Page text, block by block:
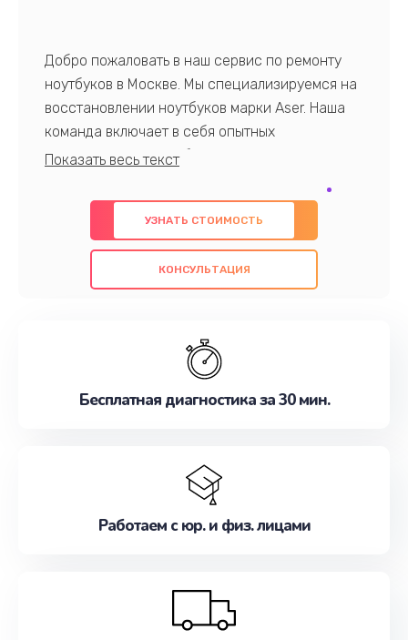
Добро пожаловать в наш сервис по ремонту
ноутбуков в Москве. Мы специализируемся на
восстановлении ноутбуков марки Aser. Наша
команда включает в себя опытных
профессионалов с обширными знаниями и
предлагаем быстрый и качественный ремонт с
использованием оригинальных компонентов, а
также гарантируем качество всех
проведенных работ. Наша цель - предоставить
наилучшим образом. Не медлите записаться на
УЗНАТЬ СТОИМОСТЬ
КОНСУЛЬТАЦИЯ
Бесплатная диагностика за 30 мин.
Работаем с юр. и физ. лицами